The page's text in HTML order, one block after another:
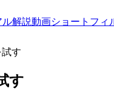
ル解説動画ショートフィ
試す
す